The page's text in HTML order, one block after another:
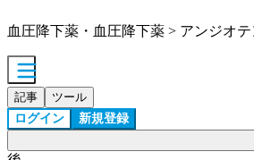
血圧降下薬・血圧降下薬 > アンジオ
記事 ツール
ログイン 新規登録